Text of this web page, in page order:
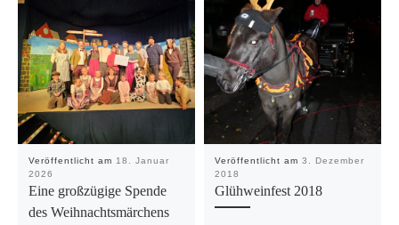
Veröffentlicht am 18. Januar
2026
Eine großzügige Spende
des Weihnachtsmärchens
Veröffentlicht am 3. Dezember
2018
Glühweinfest 2018